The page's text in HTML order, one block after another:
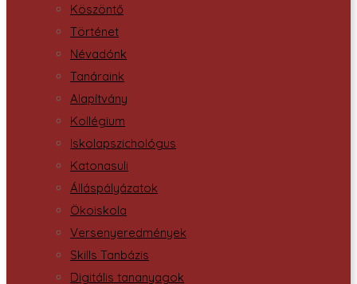
Köszöntő
Történet
Névadónk
Tanáraink
Alapítvány
Kollégium
Iskolapszichológus
Katonasuli
Álláspályázatok
Ökoiskola
Versenyeredmények
Skills Tanbázis
Digitális tananyagok